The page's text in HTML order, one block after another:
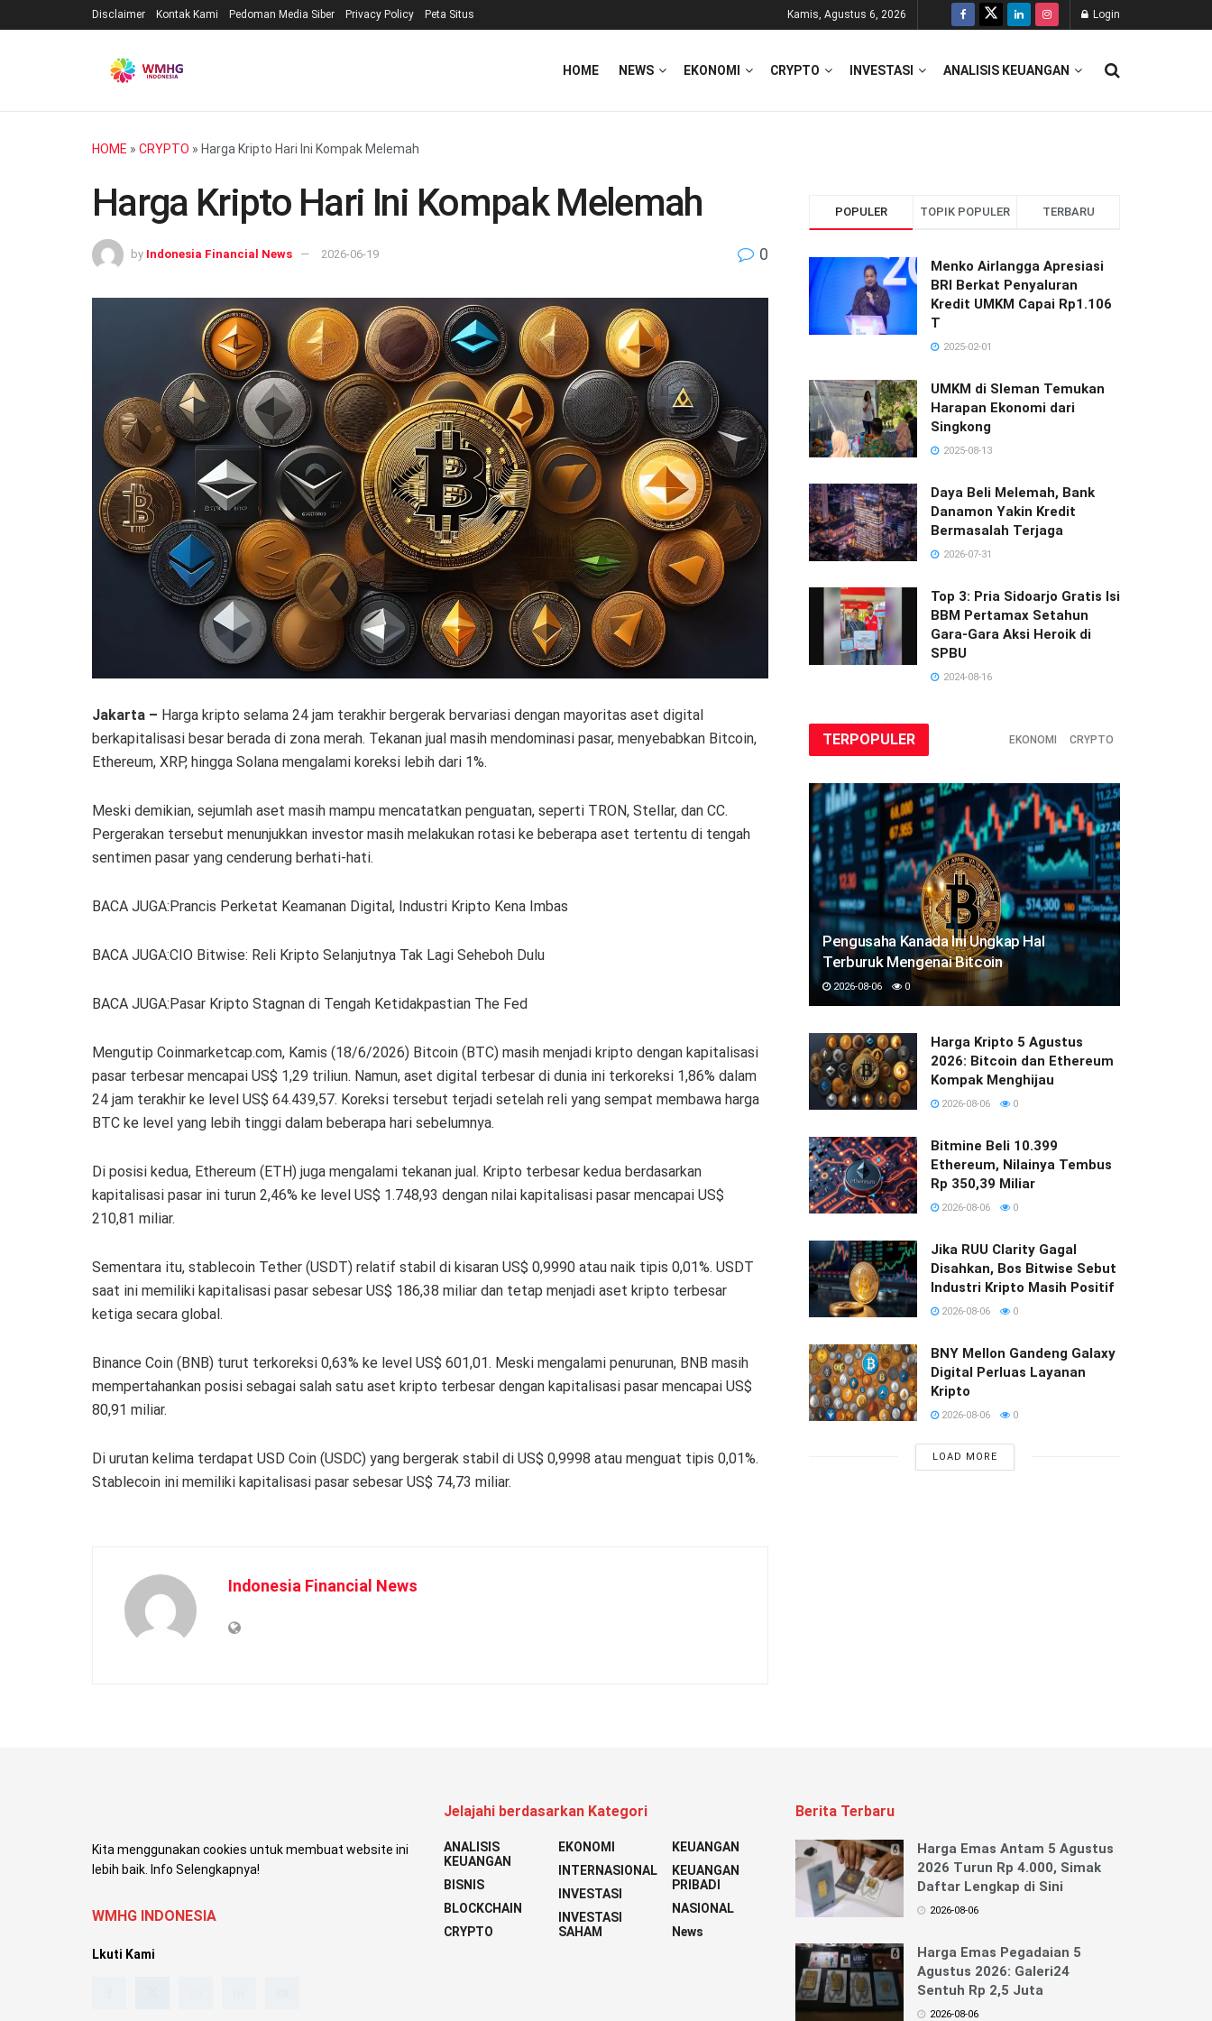
Disclaimer Kontak Kami Pedoman Media Siber Privacy Policy Peta Situs Kamis, Agustus 6, 2026 Login
HOME NEWS EKONOMI CRYPTO INVESTASI ANALISIS KEUANGAN
HOME » CRYPTO » Harga Kripto Hari Ini Kompak Melemah
Harga Kripto Hari Ini Kompak Melemah
by Indonesia Financial News 2026-06-19 0
Jakarta – Harga kripto selama 24 jam terakhir bergerak bervariasi dengan mayoritas aset digital
berkapitalisasi besar berada di zona merah. Tekanan jual masih mendominasi pasar, menyebabkan Bitcoin,
Ethereum, XRP, hingga Solana mengalami koreksi lebih dari 1%.
Meski demikian, sejumlah aset masih mampu mencatatkan penguatan, seperti TRON, Stellar, dan CC.
Pergerakan tersebut menunjukkan investor masih melakukan rotasi ke beberapa aset tertentu di tengah
sentimen pasar yang cenderung berhati-hati.
BACA JUGA:Prancis Perketat Keamanan Digital, Industri Kripto Kena Imbas
BACA JUGA:CIO Bitwise: Reli Kripto Selanjutnya Tak Lagi Seheboh Dulu
BACA JUGA:Pasar Kripto Stagnan di Tengah Ketidakpastian The Fed
Mengutip Coinmarketcap.com, Kamis (18/6/2026) Bitcoin (BTC) masih menjadi kripto dengan kapitalisasi
pasar terbesar mencapai US$ 1,29 triliun. Namun, aset digital terbesar di dunia ini terkoreksi 1,86% dalam
24 jam terakhir ke level US$ 64.439,57. Koreksi tersebut terjadi setelah reli yang sempat membawa harga
BTC ke level yang lebih tinggi dalam beberapa hari sebelumnya.
Di posisi kedua, Ethereum (ETH) juga mengalami tekanan jual. Kripto terbesar kedua berdasarkan
kapitalisasi pasar ini turun 2,46% ke level US$ 1.748,93 dengan nilai kapitalisasi pasar mencapai US$
210,81 miliar.
Sementara itu, stablecoin Tether (USDT) relatif stabil di kisaran US$ 0,9990 atau naik tipis 0,01%. USDT
saat ini memiliki kapitalisasi pasar sebesar US$ 186,38 miliar dan tetap menjadi aset kripto terbesar
ketiga secara global.
Binance Coin (BNB) turut terkoreksi 0,63% ke level US$ 601,01. Meski mengalami penurunan, BNB masih
mempertahankan posisi sebagai salah satu aset kripto terbesar dengan kapitalisasi pasar mencapai US$
80,91 miliar.
Di urutan kelima terdapat USD Coin (USDC) yang bergerak stabil di US$ 0,9998 atau menguat tipis 0,01%.
Stablecoin ini memiliki kapitalisasi pasar sebesar US$ 74,73 miliar.
Indonesia Financial News
POPULER TOPIK POPULER TERBARU
Menko Airlangga Apresiasi
BRI Berkat Penyaluran
Kredit UMKM Capai Rp1.106
T
2025-02-01
UMKM di Sleman Temukan
Harapan Ekonomi dari
Singkong
2025-08-13
Daya Beli Melemah, Bank
Danamon Yakin Kredit
Bermasalah Terjaga
2026-07-31
Top 3: Pria Sidoarjo Gratis Isi
BBM Pertamax Setahun
Gara-Gara Aksi Heroik di
SPBU
2024-08-16
TERPOPULER EKONOMI CRYPTO
Pengusaha Kanada Ini Ungkap Hal
Terburuk Mengenai Bitcoin
2026-08-06 0
Harga Kripto 5 Agustus
2026: Bitcoin dan Ethereum
Kompak Menghijau
2026-08-06 0
Bitmine Beli 10.399
Ethereum, Nilainya Tembus
Rp 350,39 Miliar
2026-08-06 0
Jika RUU Clarity Gagal
Disahkan, Bos Bitwise Sebut
Industri Kripto Masih Positif
2026-08-06 0
BNY Mellon Gandeng Galaxy
Digital Perluas Layanan
Kripto
2026-08-06 0
LOAD MORE
Kita menggunakan cookies untuk membuat website ini
lebih baik. Info Selengkapnya!
WMHG INDONESIA
Lkuti Kami
Jelajahi berdasarkan Kategori
ANALISIS
KEUANGAN
BISNIS
BLOCKCHAIN
CRYPTO
EKONOMI
INTERNASIONAL
INVESTASI
INVESTASI
SAHAM
KEUANGAN
KEUANGAN
PRIBADI
NASIONAL
News
Berita Terbaru
Harga Emas Antam 5 Agustus
2026 Turun Rp 4.000, Simak
Daftar Lengkap di Sini
2026-08-06
Harga Emas Pegadaian 5
Agustus 2026: Galeri24
Sentuh Rp 2,5 Juta
2026-08-06